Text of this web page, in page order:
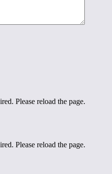
Please reload the page.
Please reload the page.